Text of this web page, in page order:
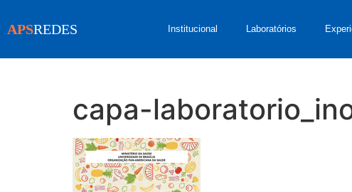
APSREDES Institucional Laboratórios
capa-